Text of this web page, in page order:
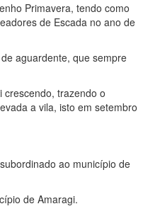
Primavera, tendo como
de Escada no ano de
aguardente, que sempre
crescendo, trazendo o
a vila, isto em setembro
ao município de
de Amaragi.